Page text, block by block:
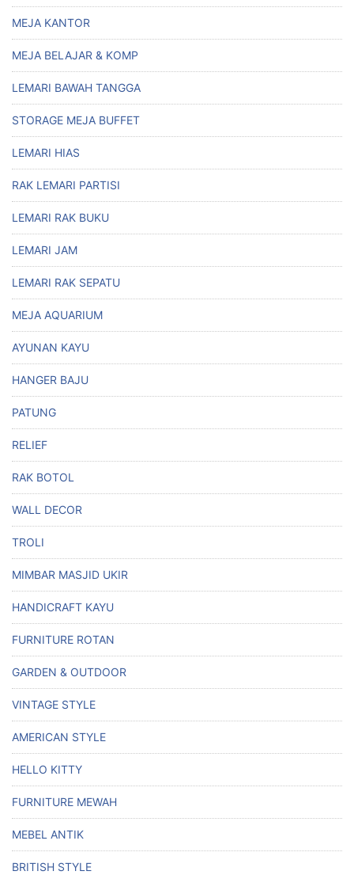
MEJA KANTOR
MEJA BELAJAR & KOMP
LEMARI BAWAH TANGGA
STORAGE MEJA BUFFET
LEMARI HIAS
RAK LEMARI PARTISI
LEMARI RAK BUKU
LEMARI JAM
LEMARI RAK SEPATU
MEJA AQUARIUM
AYUNAN KAYU
HANGER BAJU
PATUNG
RELIEF
RAK BOTOL
WALL DECOR
TROLI
MIMBAR MASJID UKIR
HANDICRAFT KAYU
FURNITURE ROTAN
GARDEN & OUTDOOR
VINTAGE STYLE
AMERICAN STYLE
HELLO KITTY
FURNITURE MEWAH
MEBEL ANTIK
BRITISH STYLE